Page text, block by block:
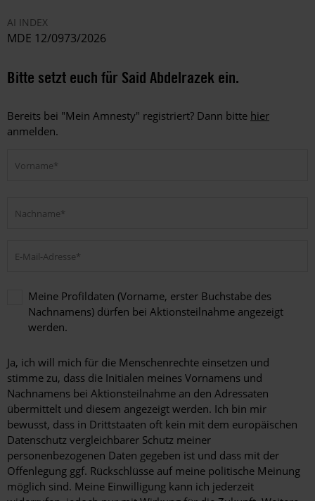
AI INDEX
MDE 12/0973/2026
Bitte setzt euch für Said Abdelrazek ein.
Bereits bei "Mein Amnesty" registriert? Dann bitte hier
anmelden.
Meine Profildaten (Vorname, erster Buchstabe des
Nachnamens) dürfen bei Aktionsteilnahme angezeigt
werden.
Profildaten
(Vorname,
erster
Buchstabe
des
Nachnamens)
dürfen
bei
Aktionsteilnahme
angezeigt
werden.
Ja, ich will mich für die Menschenrechte einsetzen und
stimme zu, dass die Initialen meines Vornamens und
Nachnamens bei Aktionsteilnahme an den Adressaten
übermittelt und diesem angezeigt werden. Ich bin mir
bewusst, dass in Drittstaaten oft kein mit dem europäischen
Datenschutz vergleichbarer Schutz meiner
personenbezogenen Daten gegeben ist und dass mit der
Offenlegung ggf. Rückschlüsse auf meine politische Meinung
möglich sind. Meine Einwilligung kann ich jederzeit